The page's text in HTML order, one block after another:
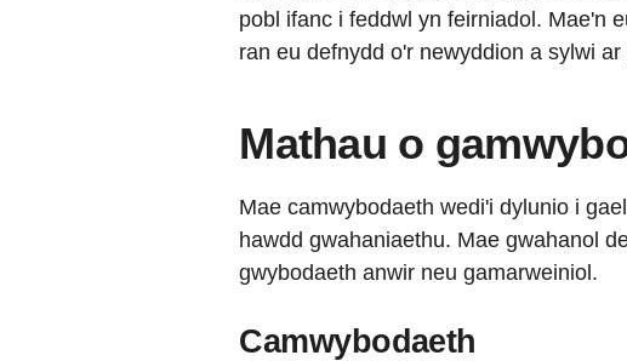
pobl ifanc i feddwl yn feirniadol. Mae'n
ran eu defnydd o'r newyddion a sylwi
Mathau o
Mae camwybodaeth wedi'i dylunio i
hawdd gwahaniaethu. Mae gwahanol
gwybodaeth anwir neu gamarweiniol.
Camwybodaeth